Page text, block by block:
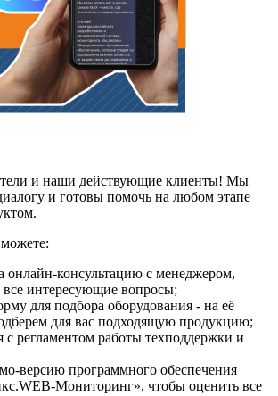
и наши действующие клиенты! Мы
и готовы помочь на любом этапе
онлайн-консультацию с менеджером,
все интересующие вопросы;
для подбора оборудования - на её
для вас подходящую продукцию;
с регламентом работы техподдержки и
версию программного обеспечения
Мониторинг», чтобы оценить все